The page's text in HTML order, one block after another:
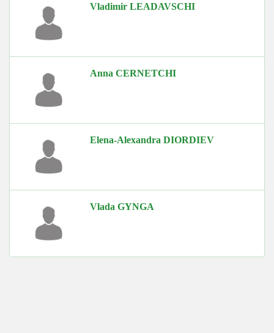
Vladimir LEADAVSCHI
Anna CERNETCHI
Elena-Alexandra DIORDIEV
Vlada GYNGA